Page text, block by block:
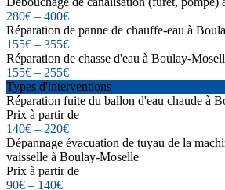
280€ – 400€
Réparation de panne de chauffe-eau à
155€ – 355€
Réparation de chasse d'eau à Boulay-
155€ – 255€
Types d'interventions
Réparation fuite du ballon d'eau chaude à
Prix à partir de
140€ – 220€
Dépannage évacuation de tuyau de la
vaisselle à Boulay-Moselle
Prix à partir de
90€ – 140€